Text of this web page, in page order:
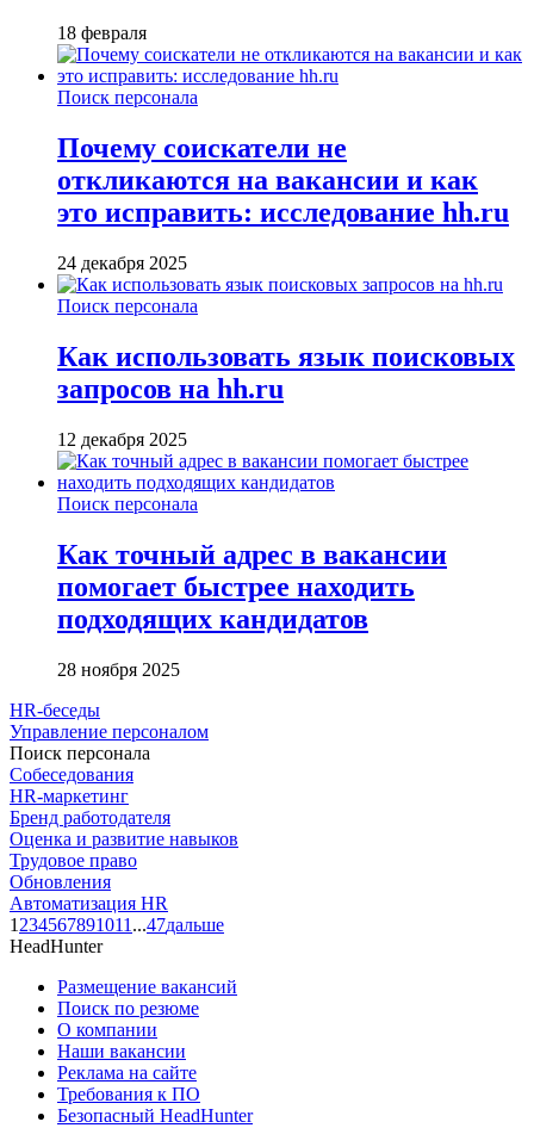
18 февраля
Поиск персонала
Почему соискатели не
откликаются на вакансии и как
это исправить: исследование hh.ru
24 декабря 2025
Поиск персонала
Как использовать язык поисковых
запросов на hh.ru
12 декабря 2025
Поиск персонала
Как точный адрес в вакансии
помогает быстрее находить
подходящих кандидатов
28 ноября 2025
HR-беседы
Управление персоналом
Поиск персонала
Собеседования
HR-маркетинг
Бренд работодателя
Оценка и развитие навыков
Трудовое право
Обновления
Автоматизация HR
1 234567891011 ...47дальше
HeadHunter
Размещение вакансий
Поиск по резюме
О компании
Наши вакансии
Реклама на сайте
Требования к ПО
Безопасный HeadHunter